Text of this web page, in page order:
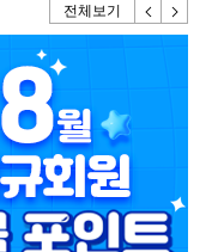
전체보기